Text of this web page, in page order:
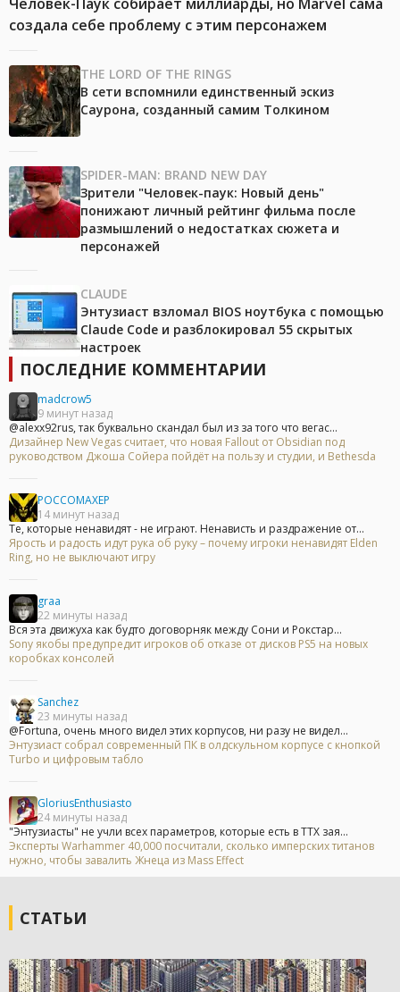
создала себе проблему с этим персонажем
THE LORD OF THE RINGS
В сети вспомнили единственный эскиз
Саурона, созданный самим Толкином
SPIDER-MAN: BRAND NEW DAY
Зрители "Человек-паук: Новый день"
понижают личный рейтинг фильма после
размышлений о недостатках сюжета и
персонажей
CLAUDE
Энтузиаст взломал BIOS ноутбука с помощью
Claude Code и разблокировал 55 скрытых
настроек
ПОСЛЕДНИЕ КОММЕНТАРИИ
madcrow5
9 минут назад
@alexx92rus, так буквально скандал был из за того что вегас...
Дизайнер New Vegas считает, что новая Fallout от Obsidian под
руководством Джоша Сойера пойдёт на пользу и студии, и Bethesda
POCCOMAXEP
14 минут назад
Те, которые ненавидят - не играют. Ненависть и раздражение от...
Ярость и радость идут рука об руку – почему игроки ненавидят Elden
Ring, но не выключают игру
graa
22 минуты назад
Вся эта движуха как будто договорняк между Сони и Рокстар...
Sony якобы предупредит игроков об отказе от дисков PS5 на новых
коробках консолей
Sanchez
23 минуты назад
@Fortuna, очень много видел этих корпусов, ни разу не видел...
Энтузиаст собрал современный ПК в олдскульном корпусе с кнопкой
Turbo и цифровым табло
GloriusEnthusiasto
24 минуты назад
"Энтузиасты" не учли всех параметров, которые есть в ТТХ зая...
Эксперты Warhammer 40,000 посчитали, сколько имперских титанов
нужно, чтобы завалить Жнеца из Mass Effect
СТАТЬИ